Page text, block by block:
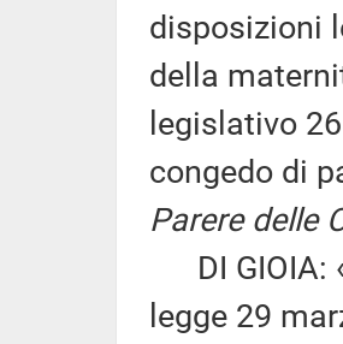
disposizioni
della
legislativo
congedo di
Parere delle
DI GIOIA:
legge 29